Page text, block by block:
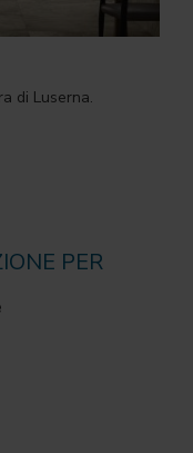
di Luserna.
PER